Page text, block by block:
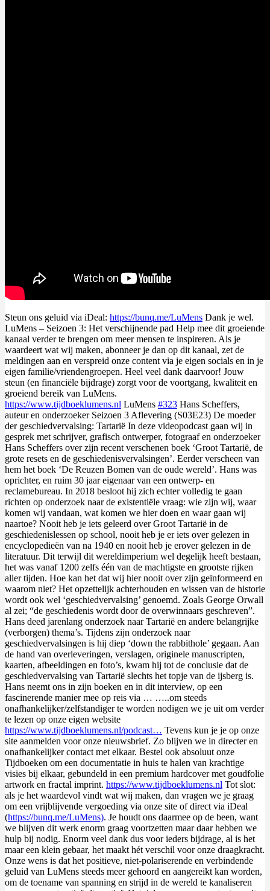
Steun ons geluid via iDeal: https://bunq.me/LuMens Dank je wel.
LuMens – Seizoen 3: Het verschijnende pad Help mee dit groeiende
kanaal verder te brengen om meer mensen te inspireren. Als je
waardeert wat wij maken, abonneer je dan op dit kanaal, zet de
meldingen aan en verspreid onze content via je eigen socials en in je
eigen familie/vriendengroepen. Heel veel dank daarvoor! Jouw
steun (en financiële bijdrage) zorgt voor de voortgang, kwaliteit en
groeiend bereik van LuMens.
https://www.tijdboeklumens.nl LuMens #323 Hans Scheffers,
auteur en onderzoeker Seizoen 3 Aflevering (S03E23) De moeder
der geschiedvervalsing: Tartarië In deze videopodcast gaan wij in
gesprek met schrijver, grafisch ontwerper, fotograaf en onderzoeker
Hans Scheffers over zijn recent verschenen boek ‘Groot Tartarië, de
grote resets en de geschiedenisvervalsingen’. Eerder verscheen van
hem het boek ‘De Reuzen Bomen van de oude wereld’. Hans was
oprichter, en ruim 30 jaar eigenaar van een ontwerp- en
reclamebureau. In 2018 besloot hij zich echter volledig te gaan
richten op onderzoek naar de existentiële vraag: wie zijn wij, waar
komen wij vandaan, wat komen we hier doen en waar gaan wij
naartoe? Nooit heb je iets geleerd over Groot Tartarië in de
geschiedenislessen op school, nooit heb je er iets over gelezen in
encyclopedieën van na 1940 en nooit heb je erover gelezen in de
literatuur. Dit terwijl dit wereldimperium wel degelijk heeft bestaan,
het was vanaf 1200 zelfs één van de machtigste en grootste rijken
aller tijden. Hoe kan het dat wij hier nooit over zijn geïnformeerd en
waarom niet? Het opzettelijk achterhouden en wissen van de historie
wordt ook wel ‘geschiedvervalsing’ genoemd. Zoals George Orwall
al zei; “de geschiedenis wordt door de overwinnaars geschreven”.
Hans deed jarenlang onderzoek naar Tartarië en andere belangrijke
(verborgen) thema’s. Tijdens zijn onderzoek naar
geschiedvervalsingen is hij diep ‘down the rabbithole’ gegaan. Aan
de hand van overleveringen, verslagen, originele manuscripten,
kaarten, afbeeldingen en foto’s, kwam hij tot de conclusie dat de
geschiedvervalsing van Tartarië slechts het topje van de ijsberg is.
Hans neemt ons in zijn boeken en in dit interview, op een
fascinerende manier mee op reis via … …..om steeds
onafhankelijker/zelfstandiger te worden nodigen we je uit om verder
te lezen op onze eigen website
https://www.tijdboeklumens.nl/podcast… Tevens kun je je op onze
site aanmelden voor onze nieuwsbrief. Zo blijven we in directer en
onafhankelijker contact met elkaar. Bestel ook absoluut onze
Tijdboeken om een documentatie in huis te halen van krachtige
visies bij elkaar, gebundeld in een premium hardcover met goudfolie
artwork en fractal imprint. https://www.tijdboeklumens.nl Tot slot:
als je het waardevol vindt wat wij maken, dan vragen we je graag
om een vrijblijvende vergoeding via onze site of direct via iDeal
(https://bunq.me/LuMens). Je houdt ons daarmee op de been, want
we blijven dit werk enorm graag voortzetten maar daar hebben we
hulp bij nodig. Enorm veel dank dus voor ieders bijdrage, al is het
maar een klein gebaar, het maakt hét verschil voor onze draagkracht.
Onze wens is dat het positieve, niet-polariserende en verbindende
geluid van LuMens steeds meer gehoord en aangereikt kan worden,
om de toename van spanning en strijd in de wereld te kanaliseren